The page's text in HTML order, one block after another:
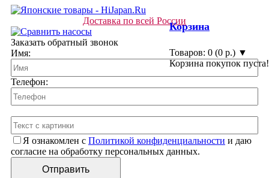
Доставка по всей РоссииКорзина
Товаров: 0 (0 р.) ▼
Корзина покупок пуста!
Заказать обратный звонок
Имя:
Телефон:
Я ознакомлен с Политикой конфиденциальности и даю
согласие на обработку персональных данных.